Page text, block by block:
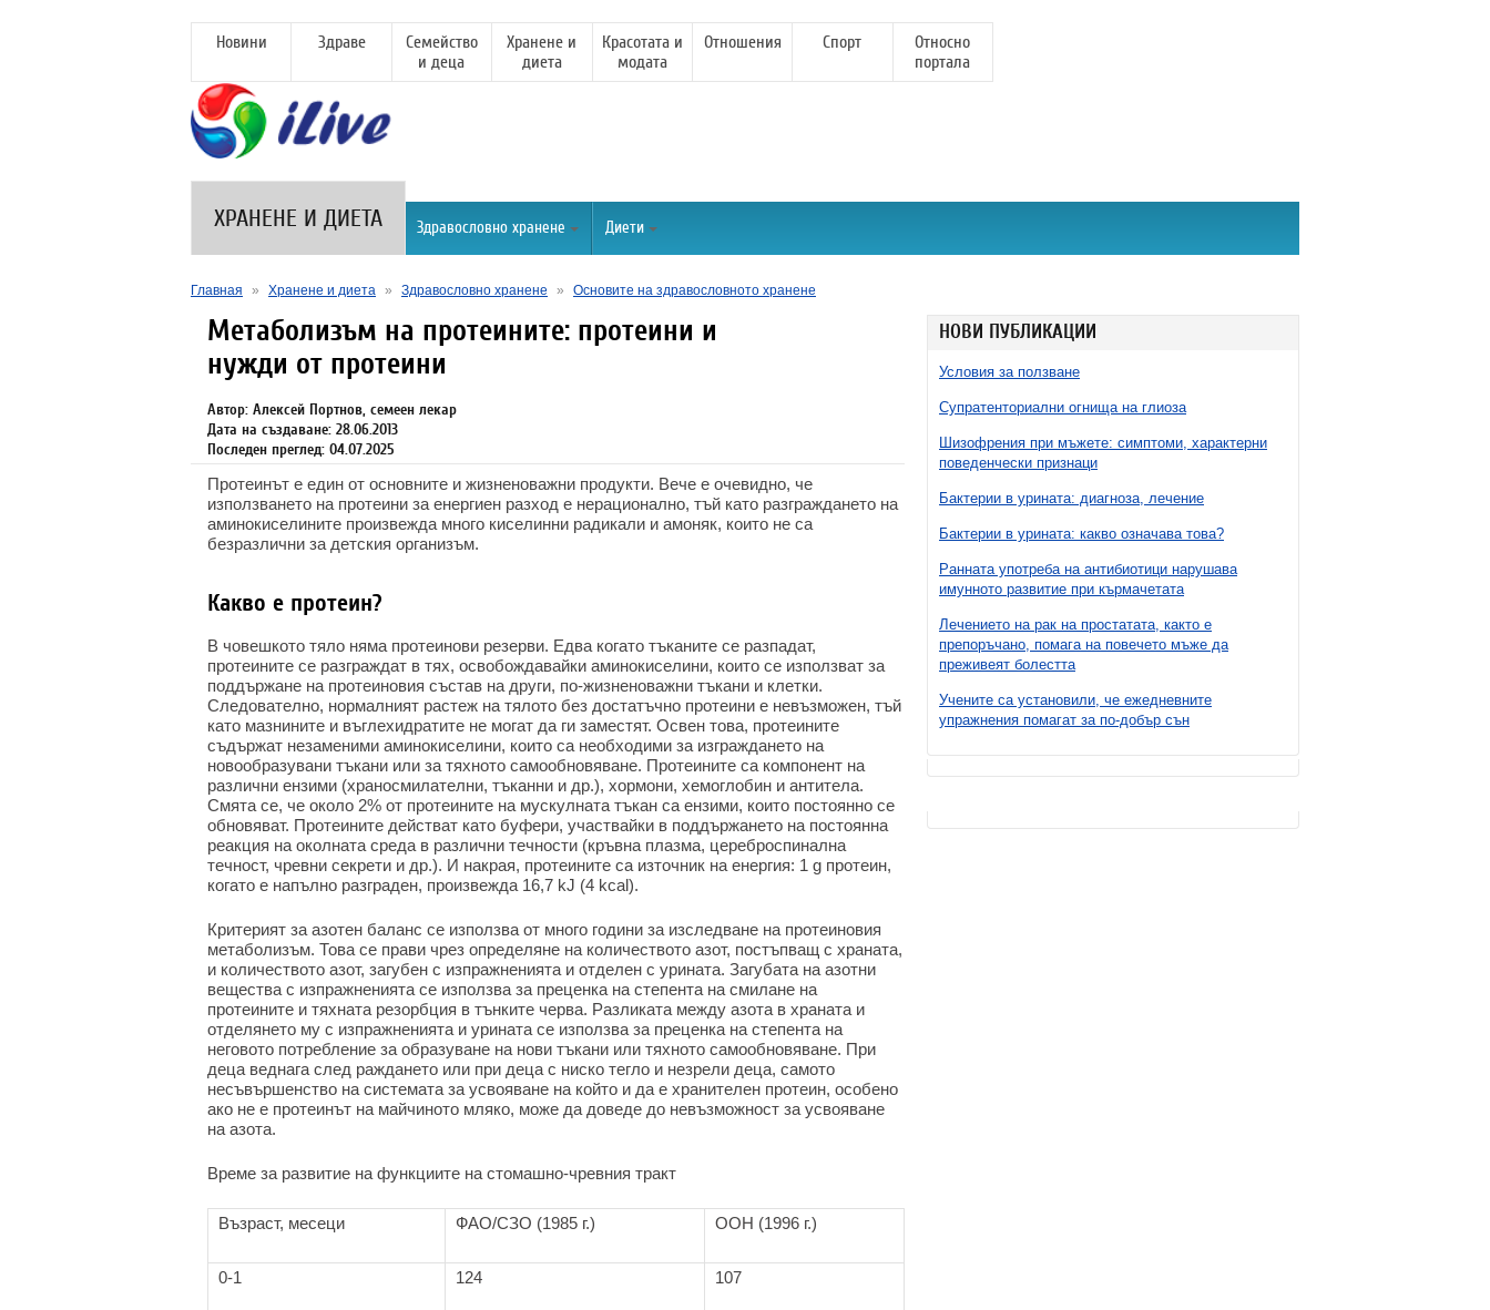
Новини Здраве
Семейство
и деца
Хранене и
диета
Красотата и
модата
Отношения Спорт
Относно
портала
ХРАНЕНЕ И ДИЕТА Здравословно хранене Диети
Главная » Хранене и диета » Здравословно хранене » Основите на здравословното хранене
НОВИ ПУБЛИКАЦИИ
Условия за ползване
Супратенториални огнища на глиоза
Шизофрения при мъжете: симптоми, характерни
поведенчески признаци
Бактерии в урината: диагноза, лечение
Бактерии в урината: какво означава това?
Ранната употреба на антибиотици нарушава
имунното развитие при кърмачетата
Лечението на рак на простатата, както е
препоръчано, помага на повечето мъже да
преживеят болестта
Учените са установили, че ежедневните
упражнения помагат за по-добър сън
Метаболизъм на протеините: протеини и
нужди от протеини
Автор: Алексей Портнов, семеен лекар
Дата на създаване: 28.06.2013
Последен преглед: 04.07.2025
Протеинът е един от основните и жизненоважни продукти. Вече е очевидно, че
използването на протеини за енергиен разход е нерационално, тъй като разграждането на
аминокиселините произвежда много киселинни радикали и амоняк, които не са
безразлични за детския организъм.
Какво е протеин?
В човешкото тяло няма протеинови резерви. Едва когато тъканите се разпадат,
протеините се разграждат в тях, освобождавайки аминокиселини, които се използват за
поддържане на протеиновия състав на други, по-жизненоважни тъкани и клетки.
Следователно, нормалният растеж на тялото без достатъчно протеини е невъзможен, тъй
като мазнините и въглехидратите не могат да ги заместят. Освен това, протеините
съдържат незаменими аминокиселини, които са необходими за изграждането на
новообразувани тъкани или за тяхното самообновяване. Протеините са компонент на
различни ензими (храносмилателни, тъканни и др.), хормони, хемоглобин и антитела.
Смята се, че около 2% от протеините на мускулната тъкан са ензими, които постоянно се
обновяват. Протеините действат като буфери, участвайки в поддържането на постоянна
реакция на околната среда в различни течности (кръвна плазма, цереброспинална
течност, чревни секрети и др.). И накрая, протеините са източник на енергия: 1 g протеин,
когато е напълно разграден, произвежда 16,7 kJ (4 kcal).
Критерият за азотен баланс се използва от много години за изследване на протеиновия
метаболизъм. Това се прави чрез определяне на количеството азот, постъпващ с храната,
и количеството азот, загубен с изпражненията и отделен с урината. Загубата на азотни
вещества с изпражненията се използва за преценка на степента на смилане на
протеините и тяхната резорбция в тънките черва. Разликата между азота в храната и
отделянето му с изпражненията и урината се използва за преценка на степента на
неговото потребление за образуване на нови тъкани или тяхното самообновяване. При
деца веднага след раждането или при деца с ниско тегло и незрели деца, самото
несъвършенство на системата за усвояване на който и да е хранителен протеин, особено
ако не е протеинът на майчиното мляко, може да доведе до невъзможност за усвояване
на азота.
Време за развитие на функциите на стомашно-чревния тракт
Възраст, месеци ФАО/СЗО (1985 г.) ООН (1996 г.)
0-1 124 107